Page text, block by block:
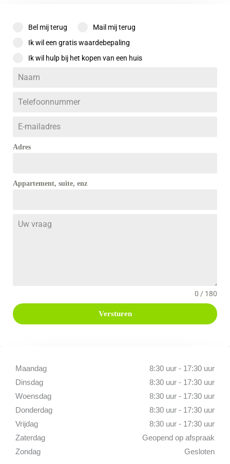
Bel mij terug
Mail mij terug
Ik wil een gratis waardebepaling
Ik wil hulp bij het kopen van een huis
Adres
Appartement, suite, enz
0 / 180
Versturen
Maandag
8:30 uur - 17:30 uur
Dinsdag
8:30 uur - 17:30 uur
Woensdag
8:30 uur - 17:30 uur
Donderdag
8:30 uur - 17:30 uur
Vrijdag
8:30 uur - 17:30 uur
Zaterdag
Geopend op afspraak
Zondag
Gesloten